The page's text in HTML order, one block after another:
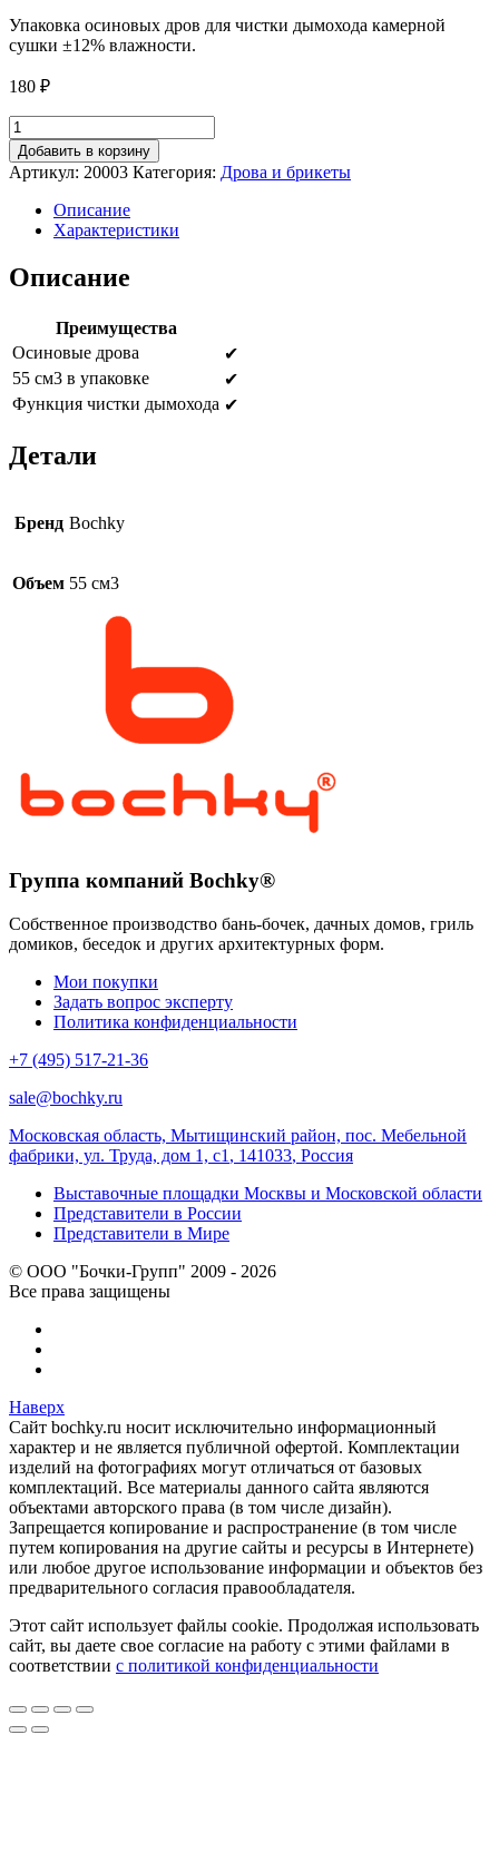
Упаковка осиновых дров для чистки дымохода камерной
сушки ±12% влажности.
180 ₽
Количество
товара
Упаковка
осиновых
дров
камерной
сушки
для
чистки
Добавить в корзину
Артикул: 20003 Категория: Дрова и брикеты
Описание
Характеристики
Описание
Преимущества
Осиновые дрова
✔
55 см3 в упаковке
✔
Функция чистки дымохода ✔
Детали
Бренд Bochky
Объем 55 см3
Группа компаний Bochky®
Собственное производство бань-бочек, дачных домов, гриль
домиков, беседок и других архитектурных форм.
Мои покупки
Задать вопрос эксперту
Политика конфиденциальности
+7 (495) 517-21-36
sale@bochky.ru
Московская область, Мытищинский район, пос. Мебельной
фабрики, ул. Труда, дом 1, с1 , 141033, Россия
Выставочные площадки Москвы и Московской области
Представители в России
Представители в Мире
© ООО "Бочки-Групп" 2009 - 2026
Все права защищены
Наверх
Сайт bochky.ru носит исключительно информационный
характер и не является публичной офертой. Комплектации
изделий на фотографиях могут отличаться от базовых
комплектаций. Все материалы данного сайта являются
объектами авторского права (в том числе дизайн).
Запрещается копирование и распространение (в том числе
путем копирования на другие сайты и ресурсы в Интернете)
или любое другое использование информации и объектов без
предварительного согласия правообладателя.
Этот сайт использует файлы cookie. Продолжая использовать
сайт, вы даете свое согласие на работу с этими файлами в
соответствии с политикой конфиденциальности